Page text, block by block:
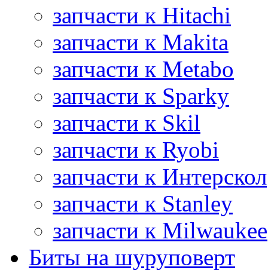
запчасти к Hitachi
запчасти к Makita
запчасти к Metabo
запчасти к Sparky
запчасти к Skil
запчасти к Ryobi
запчасти к Интерскол
запчасти к Stanley
запчасти к Milwaukee
Биты на шуруповерт